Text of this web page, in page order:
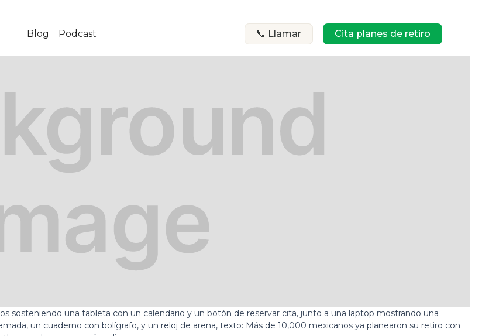
Blog Podcast 📞 Llamar Cita planes de retiro